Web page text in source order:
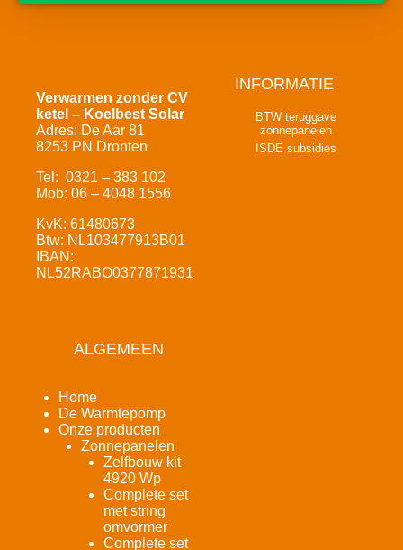
Verwarmen zonder CV
ketel – Koelbest Solar
Adres: De Aar 81
8253 PN Dronten
Tel: 0321 – 383 102
Mob: 06 – 4048 1556
KvK: 61480673
Btw: NL103477913B01
IBAN:
NL52RABO0377871931
INFORMATIE
BTW teruggave
zonnepanelen
ISDE subsidies
ALGEMEEN
Home
De Warmtepomp
Onze producten
Zonnepanelen
Zelfbouw kit
4920 Wp
Complete set
met string
omvormer
Complete set